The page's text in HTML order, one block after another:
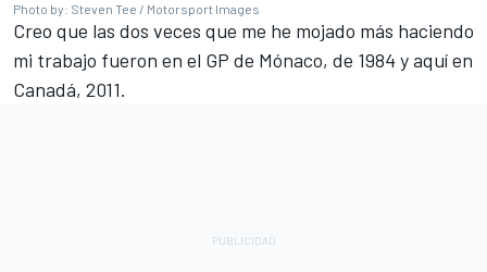
Photo by: Steven Tee / Motorsport Images
Creo que las dos veces que me he mojado más haciendo
mi trabajo fueron en el GP de Mónaco, de 1984 y aquí en
Canadá, 2011.